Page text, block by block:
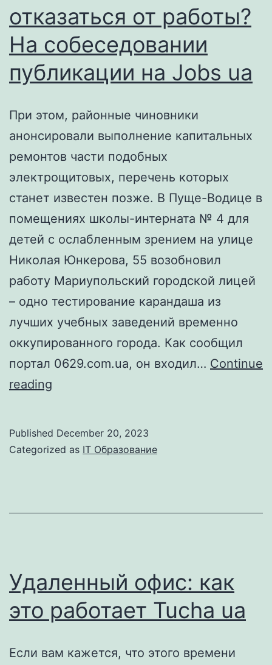
ошибки
при
разработке
приложений?
Overflow
на
русском
отказаться от работы?
На собеседовании
публикации на Jobs ua
При этом, районные чиновники
анонсировали выполнение капитальных
ремонтов части подобных
электрощитовых, перечень которых
станет известен позже. В Пуще-Водице в
помещениях школы-интерната № 4 для
детей с ослабленным зрением на улице
Николая Юнкерова, 55 возобновил
работу Мариупольский городской лицей
– одно тестирование карандаша из
лучших учебных заведений временно
оккупированного города. Как сообщил
портал 0629.com.ua, он входил… Continue
reading
от
ua
Published December 20, 2023
Categorized as IT Образование
Удаленный офис: как
это работает Tucha ua
Если вам кажется, что этого времени